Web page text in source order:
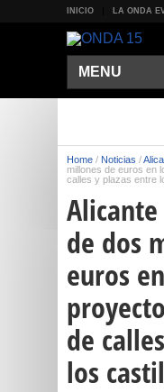
INICIO LA ONDA
MENU
Home / Noticias /
millones de euros en
calles y plazas entre
de dos
euros
de
los